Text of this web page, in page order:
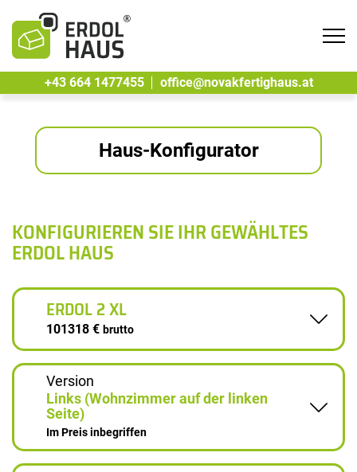
+43 664 1477455
office@novakfertighaus.at
Haus-Konfigurator
KONFIGURIEREN SIE IHR GEWÄHLTES
ERDOL HAUS
ERDOL 2 XL
101318 € brutto
Version
Links (Wohnzimmer auf der linken
Seite)
Im Preis inbegriffen